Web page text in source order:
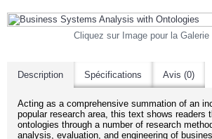
Cliquez sur Image pour la Galerie
Description Spécifications Avis (0)
Acting as a comprehensive summation of an
popular research area, this text shows readers
ontologies through a number of research
analysis, evaluation, and engineering of